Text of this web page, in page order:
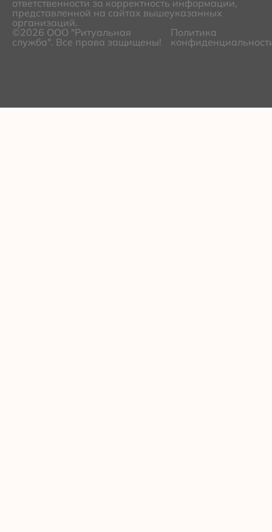
ответственности за корректность информации,
представленной на сайтах вышеуказанных
организаций.
©2026 ООО "Ритуальная
служба". Все права защищены!
Политика